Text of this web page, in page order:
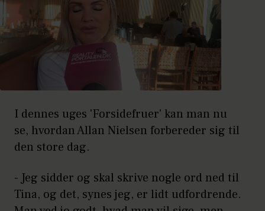
I dennes uges 'Forsidefruer' kan man nu
se, hvordan Allan Nielsen forbereder sig til
den store dag.
- Jeg sidder og skal skrive nogle ord ned til
Tina, og det, synes jeg, er lidt udfordrende.